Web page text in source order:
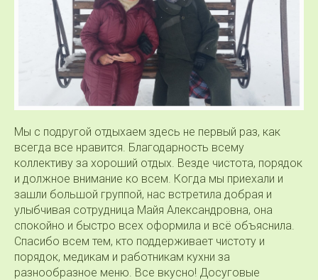
Мы с подругой отдыхаем здесь не первый раз, как
всегда все нравится. Благодарность всему
коллективу за хороший отдых. Везде чистота, порядок
и должное внимание ко всем. Когда мы приехали и
зашли большой группой, нас встретила добрая и
улыбчивая сотрудница Майя Александровна, она
спокойно и быстро всех оформила и всё объяснила.
Спасибо всем тем, кто поддерживает чистоту и
порядок, медикам и работникам кухни за
разнообразное меню. Все вкусно! Досуговые